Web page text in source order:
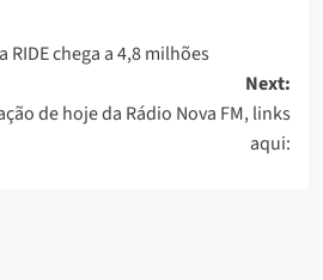
chega a 4,8 milhões
Next:
de hoje da Rádio Nova FM, links
aqui: